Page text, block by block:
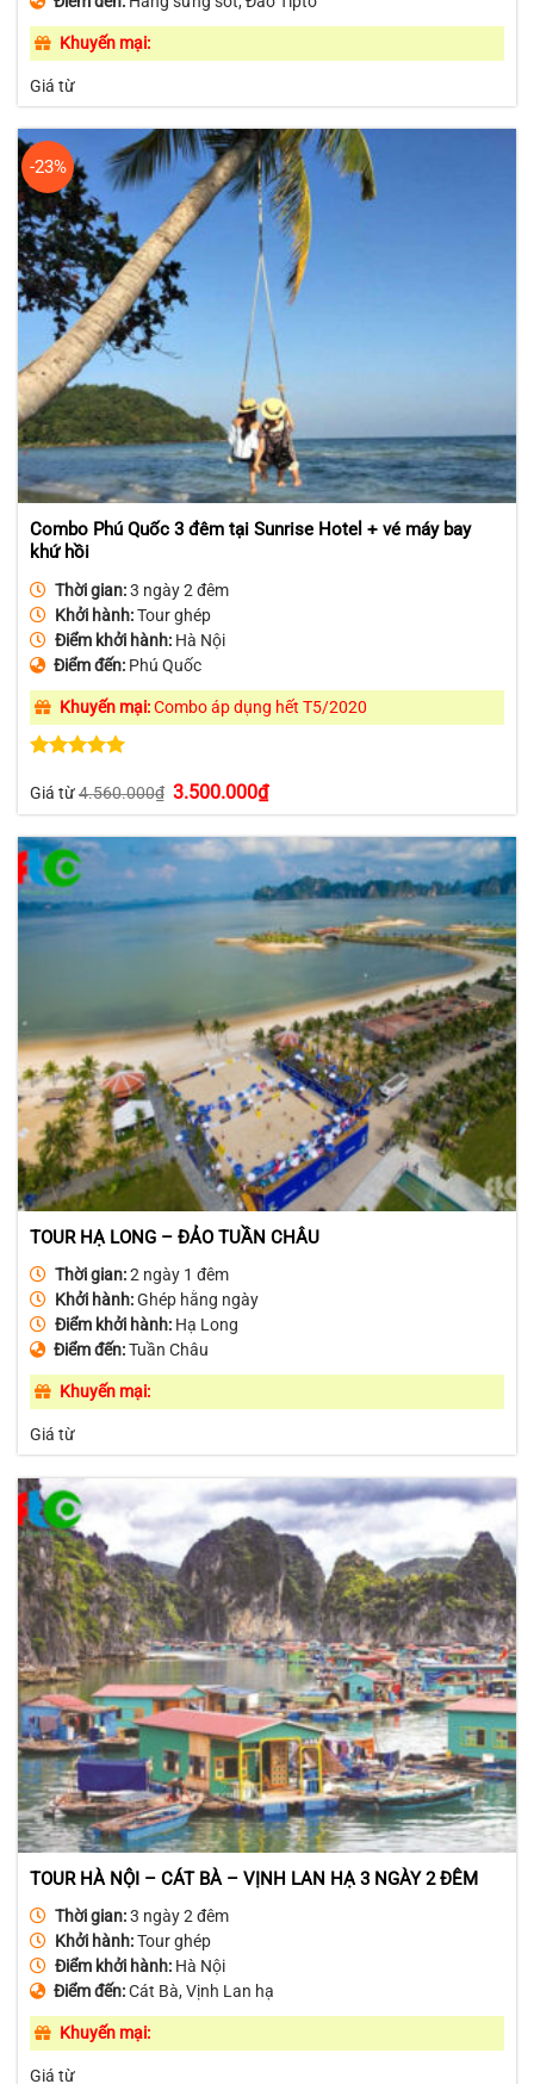
Khuyến mại:
Giá từ
-23%
Combo Phú Quốc 3 đêm tại Sunrise Hotel + vé máy bay
khứ hồi
Thời gian:3 ngày 2 đêm
Khởi hành:Tour ghép
Điểm khởi hành:Hà Nội
Điểm đến:Phú Quốc
Khuyến mại:Combo áp dụng hết T5/2020
hạng5.00
5 sao
Giá từ4.560.000₫ Giá
gốc
là:
4.560.000₫.
3.500.000₫Giá
hiện
tại
là:
3.500.000₫.
TOUR HẠ LONG – ĐẢO TUẦN CHÂU
Thời gian:2 ngày 1 đêm
Khởi hành:Ghép hằng ngày
Điểm khởi hành:Hạ Long
Điểm đến:Tuần Châu
Khuyến mại:
Giá từ
TOUR HÀ NỘI – CÁT BÀ – VỊNH LAN HẠ 3 NGÀY 2 ĐÊM
Thời gian:3 ngày 2 đêm
Khởi hành:Tour ghép
Điểm khởi hành:Hà Nội
Điểm đến:Cát Bà, Vịnh Lan hạ
Khuyến mại:
Giá từ